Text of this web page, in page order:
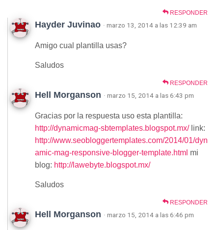
RESPONDER
Hayder Juvinao · marzo 13, 2014 a las 12:39 am
Amigo cual plantilla usas?
Saludos
RESPONDER
Hell Morganson · marzo 15, 2014 a las 6:43 pm
Gracias por la respuesta uso esta plantilla:
http://dynamicmag-sbtemplates.blogspot.mx/link:
http://www.seobloggertemplates.com/2014/01/dyn
amic-mag-responsive-blogger-template.html mi
blog: http://lawebyte.blogspot.mx/
Saludos
RESPONDER
Hell Morganson · marzo 15, 2014 a las 6:46 pm